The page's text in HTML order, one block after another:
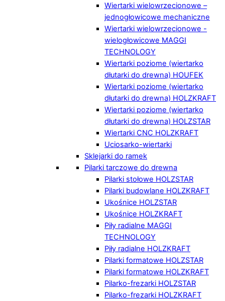
Wiertarki wielowrzecionowe –
jednogłowicowe mechaniczne
Wiertarki wielowrzecionowe -
wielogłowicowe MAGGI
TECHNOLOGY
Wiertarki poziome (wiertarko
dłutarki do drewna) HOUFEK
Wiertarki poziome (wiertarko
dłutarki do drewna) HOLZKRAFT
Wiertarki poziome (wiertarko
dłutarki do drewna) HOLZSTAR
Wiertarki CNC HOLZKRAFT
Uciosarko-wiertarki
Sklejarki do ramek
Pilarki tarczowe do drewna
Pilarki stołowe HOLZSTAR
Pilarki budowlane HOLZKRAFT
Ukośnice HOLZSTAR
Ukośnice HOLZKRAFT
Piły radialne MAGGI
TECHNOLOGY
Piły radialne HOLZKRAFT
Pilarki formatowe HOLZSTAR
Pilarki formatowe HOLZKRAFT
Pilarko-frezarki HOLZSTAR
Pilarko-frezarki HOLZKRAFT